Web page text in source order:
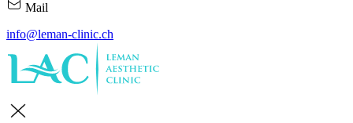
Mail
info@leman-clinic.ch